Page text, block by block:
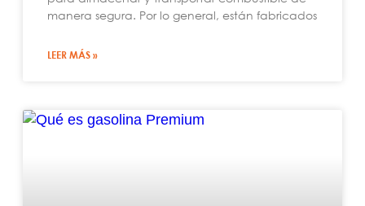
manera segura. Por lo general, están fabricados
LEER MÁS »